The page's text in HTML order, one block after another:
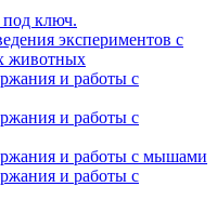
ключ.
экспериментов с
животных
и работы с
и работы с
и работы с мышами
и работы с